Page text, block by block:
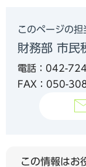
このページの
財務部 市民
電話：042-
FAX：050-
この情報はお